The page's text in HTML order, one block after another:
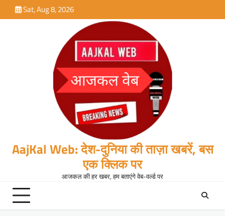
to
Sat, Aug 8, 2026
AajKal Web: देश-दुनिया की ताज़ा खबरें, बस
एक क्लिक पर
आजकल की हर खबर, हम बताएंगे वेब-वर्ल्ड पर